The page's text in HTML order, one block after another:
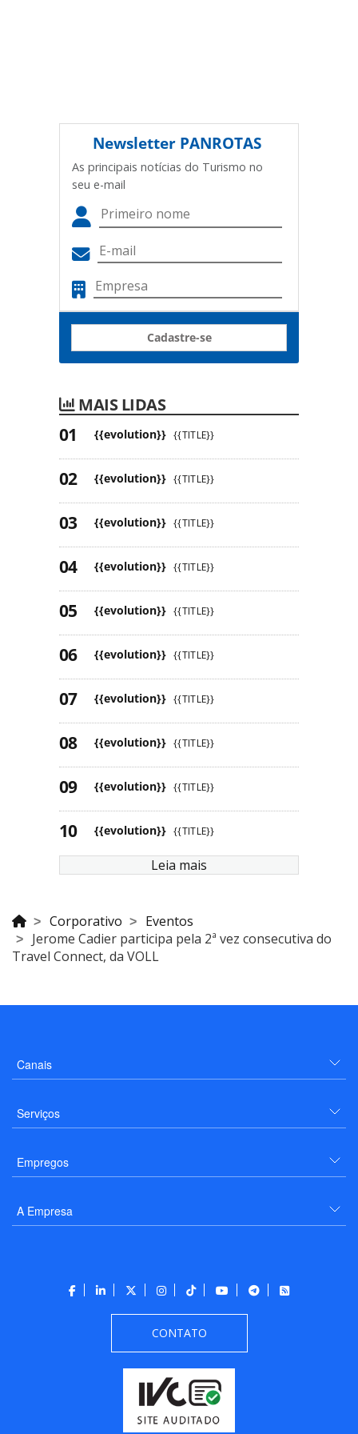
Newsletter PANROTAS
As principais notícias do Turismo no
seu e-mail
Cadastre-se
MAIS LIDAS
{{evolution}} {{TITLE}}
{{evolution}} {{TITLE}}
{{evolution}} {{TITLE}}
{{evolution}} {{TITLE}}
{{evolution}} {{TITLE}}
{{evolution}} {{TITLE}}
{{evolution}} {{TITLE}}
{{evolution}} {{TITLE}}
{{evolution}} {{TITLE}}
{{evolution}} {{TITLE}}
Leia mais
Corporativo
Eventos
Jerome Cadier participa pela 2ª vez consecutiva do
Travel Connect, da VOLL
Canais
Serviços
Empregos
A Empresa
CONTATO